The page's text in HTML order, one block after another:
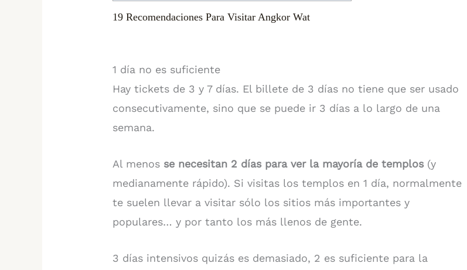
19 Recomendaciones Para Visitar Angkor Wat
1 día no es suficiente
Hay tickets de 3 y 7 días. El billete de 3 días no tiene que ser usado
consecutivamente, sino que se puede ir 3 días a lo largo de una
semana.
Al menos se necesitan 2 días para ver la mayoría de templos (y
medianamente rápido). Si visitas los templos en 1 día, normalmente
te suelen llevar a visitar sólo los sitios más importantes y
populares… y por tanto los más llenos de gente.
3 días intensivos quizás es demasiado, 2 es suficiente para la